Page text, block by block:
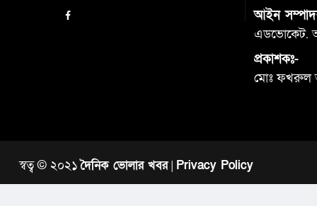
আইন
এডভোকেট.
প্রকাশকঃ-
মোঃ
স্বত্ব © ২০২১দৈনিক ভোলার খবর| Privacy Policy